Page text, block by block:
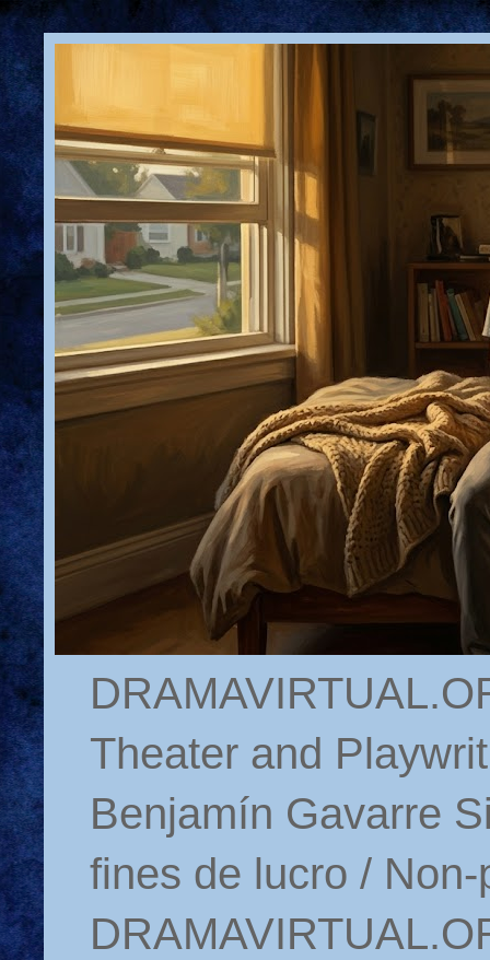
Theater and
Benjamín Gavarre
fines de lucro /